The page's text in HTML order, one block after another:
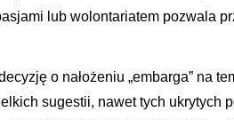
lub wolontariatem pozwala
o nałożeniu „embarga” na
sugestii, nawet tych ukrytych